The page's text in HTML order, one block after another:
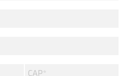
CAP